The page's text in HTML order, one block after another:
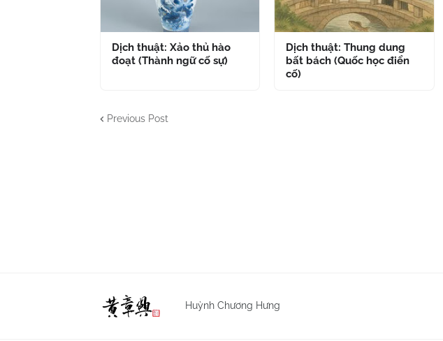
Dịch thuật: Xảo thủ hào
đoạt (Thành ngữ cố sự)
Dịch thuật: Thung dung
bất bách (Quốc học điển
cố)
Previous Post
Huỳnh Chương Hưng